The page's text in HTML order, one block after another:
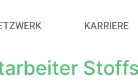
KARRIERE